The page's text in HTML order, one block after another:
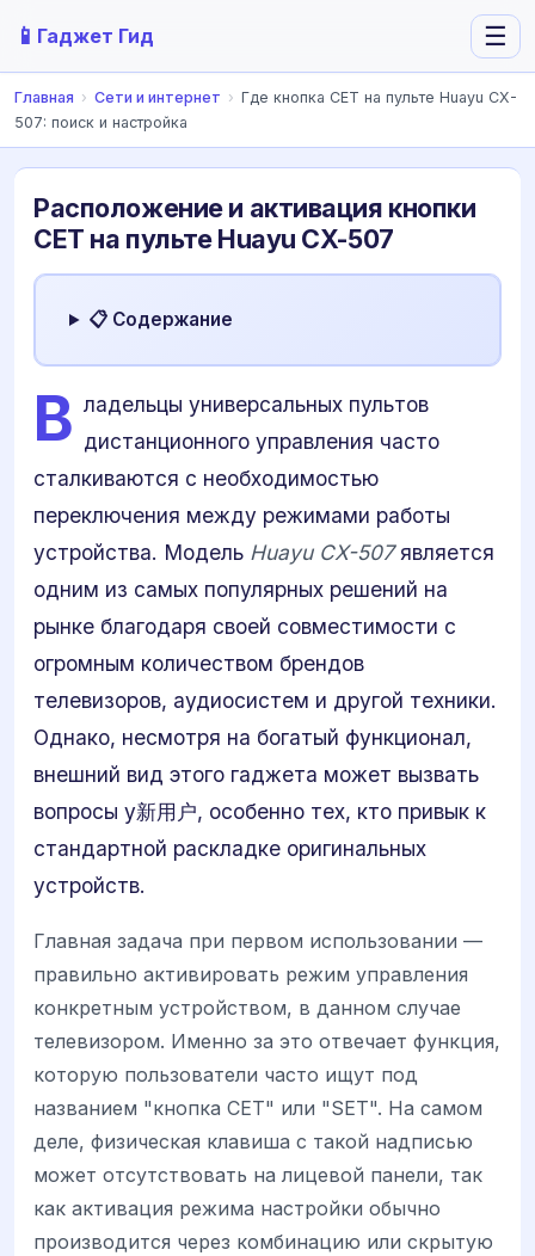
📱 Гаджет Гид ☰
Главная › Сети и интернет › Где кнопка СЕТ на пульте Huayu CX-
507: поиск и настройка
Расположение и активация кнопки
СЕТ на пульте Huayu CX-507
📋 Содержание
В ладельцы универсальных пультов
дистанционного управления часто
сталкиваются с необходимостью
переключения между режимами работы
устройства. Модель Huayu CX-507является
одним из самых популярных решений на
рынке благодаря своей совместимости с
огромным количеством брендов
телевизоров, аудиосистем и другой техники.
Однако, несмотря на богатый функционал,
внешний вид этого гаджета может вызвать
вопросы у新用户, особенно тех, кто привык к
стандартной раскладке оригинальных
устройств.
Главная задача при первом использовании —
правильно активировать режим управления
конкретным устройством, в данном случае
телевизором. Именно за это отвечает функция,
которую пользователи часто ищут под
названием "кнопка СЕТ" или "SET". На самом
деле, физическая клавиша с такой надписью
может отсутствовать на лицевой панели, так
как активация режима настройки обычно
производится через комбинацию или скрытую